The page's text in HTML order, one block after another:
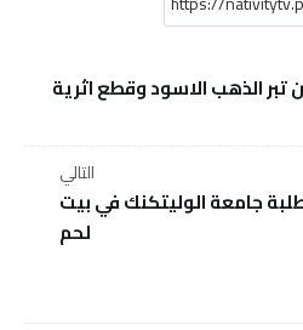
الذهب الاسود وقطع اثرية
التالي
جامعة الوليتكنك في بيت
لحم